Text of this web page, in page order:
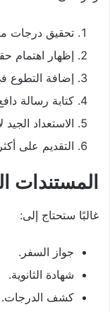
تحقيق درجات
إظهار اهتمام
إضافة التطوع
كتابة رسالة
الاستعداد
التقديم على
المستندات
غالبًا ستحتاج إلى:
جواز السفر.
شهادة الثانوية.
كشف الدرجات.